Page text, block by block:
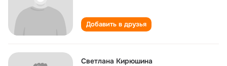
Добавить в друзья
Светлана Кирюшина